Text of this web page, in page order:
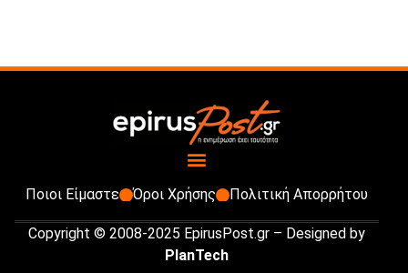
Ποιοι Είμαστε Όροι Χρήσης Πολιτική Απορρήτου
Copyright © 2008-2025 EpirusPost.gr – Designed by
PlanTech